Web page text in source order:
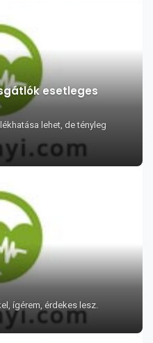
esetleges
lehet, de tényleg
ígérem, érdekes lesz.